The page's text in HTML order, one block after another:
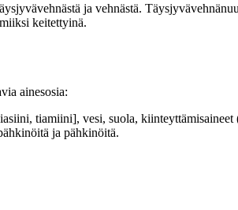
ja vehnästä.
keitettyinä.
ainesosia:
tiamiini], vesi, suola,
ja pähkinöitä.